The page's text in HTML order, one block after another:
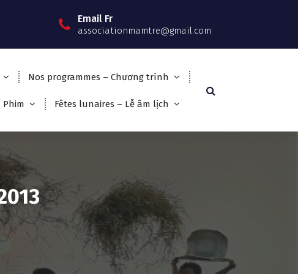
Email Fr
associationmamtre@gmail.com
Nos programmes – Chương trình
Phim Fêtes lunaires – Lễ âm lịch